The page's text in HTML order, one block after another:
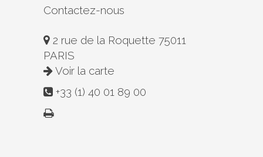
Contactez-nous
2 rue de la Roquette 75011
PARIS
Voir la carte
+33 (1) 40 01 89 00